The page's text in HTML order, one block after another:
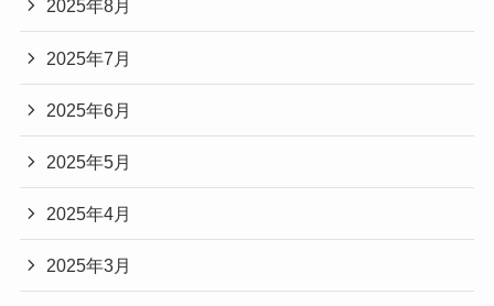
2025年8月
2025年7月
2025年6月
2025年5月
2025年4月
2025年3月